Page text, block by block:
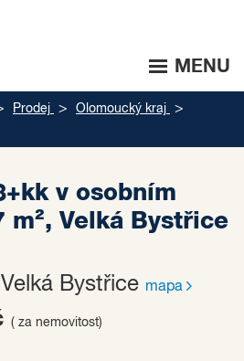
MENU
Prodej
Olomoucký kraj
v osobním
m², Velká Bystřice
Bystřice mapa
( za nemovitost)